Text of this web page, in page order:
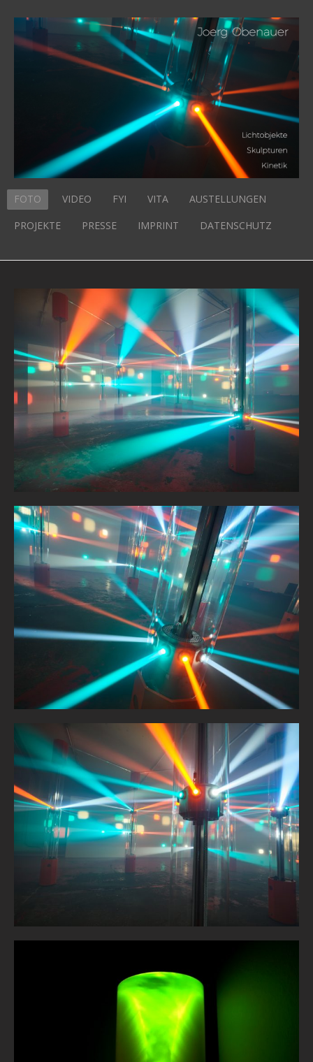
FOTO VIDEO FYI VITA
AUSTELLUNGEN
PROJEKTE
PRESSE IMPRINT DATENSCHUTZ